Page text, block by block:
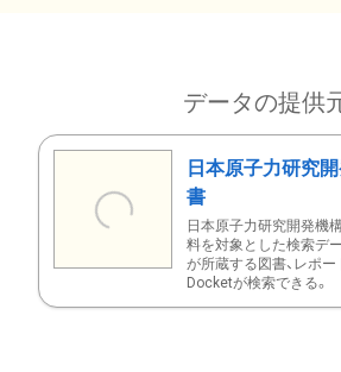
データの提供
日本原子力研究
書
日本原子力研究開発機
料を対象とした検索デ
が所蔵する図書、レポー
Docketが検索できる。